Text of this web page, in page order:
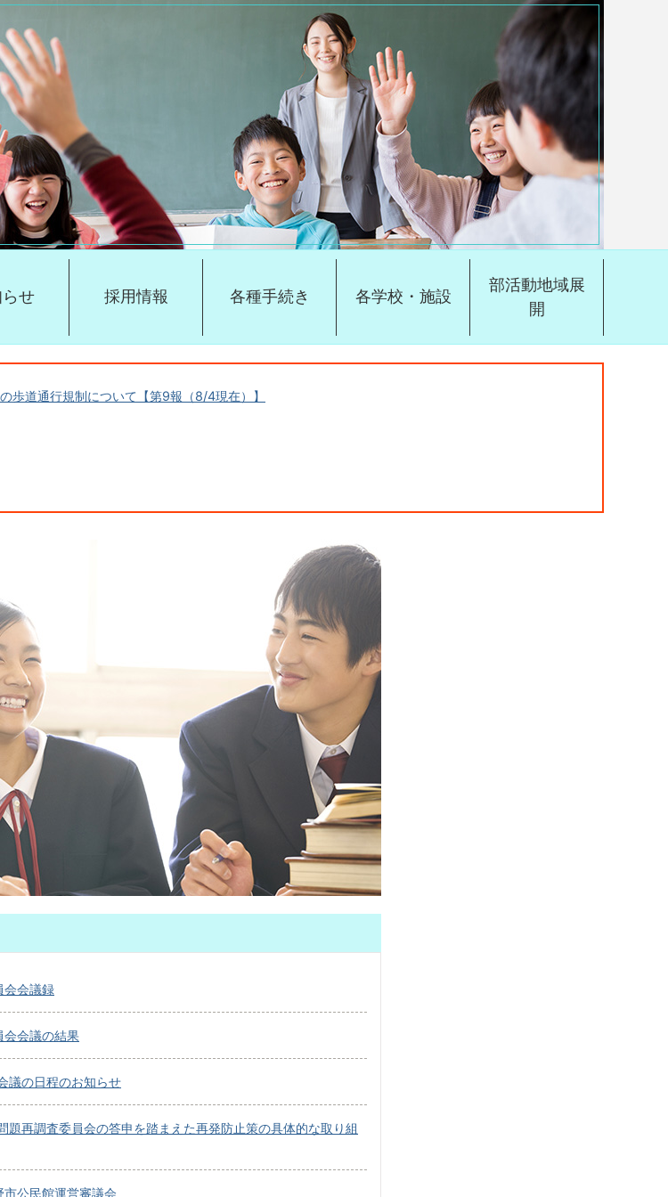
せ 採用情報 各種手続き 各学校・施設
部活動地域展
開
歩道通行規制について【第9報（8/4現在）】
会会議録
会議の結果
議の日程のお知らせ
題再調査委員会の答申を踏まえた再発防止策の具体的な取り組
公民館運営審議会